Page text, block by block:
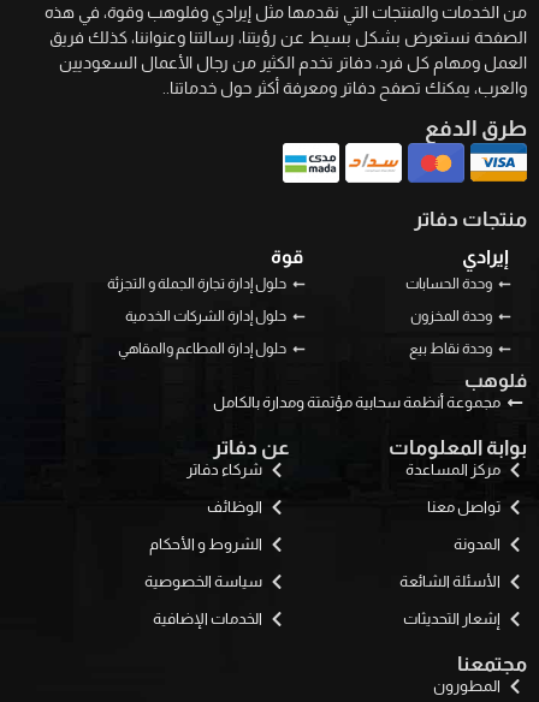
من الخدمات والمنتجات التي نقدمها مثل إيرادي وفلوهب وقوة، في هذه
الصفحة نستعرض بشكل بسيط عن رؤيتنا، رسالتنا وعنواننا، كذلك فريق
العمل ومهام كل فرد، دفاتر تخدم الكثير من رجال الأعمال السعوديين
والعرب، يمكنك تصفح دفاتر ومعرفة أكثر حول خدماتنا..
طرق الدفع
منتجات دفاتر
إيرادي
وحدة الحسابات
وحدة المخزون
وحدة نقاط بيع
قوة
حلول إدارة تجارة الجملة و التجزئة
حلول إدارة الشركات الخدمية
حلول إدارة المطاعم والمقاهي
فلوهب
مجموعة أنظمة سحابية مؤتمتة ومدارة بالكامل
بوابة المعلومات
مركز المساعدة
تواصل معنا
المدونة
الأسئلة الشائعة
إشعار التحديثات
عن دفاتر
شركاء دفاتر
الوظائف
الشروط و الأحكام
سياسة الخصوصية
الخدمات الإضافية
مجتمعنا
المطورون